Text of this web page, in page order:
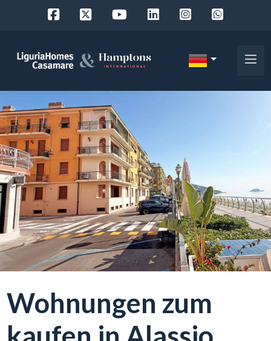
Wohnungen zum
EN
FR
DE
RU
Über
uns
Unsere
Dienstleistungen
Blumenriviera
Objektsuche
Wo
suchen
Sie?
Provinz
Ort
Immobilientyp